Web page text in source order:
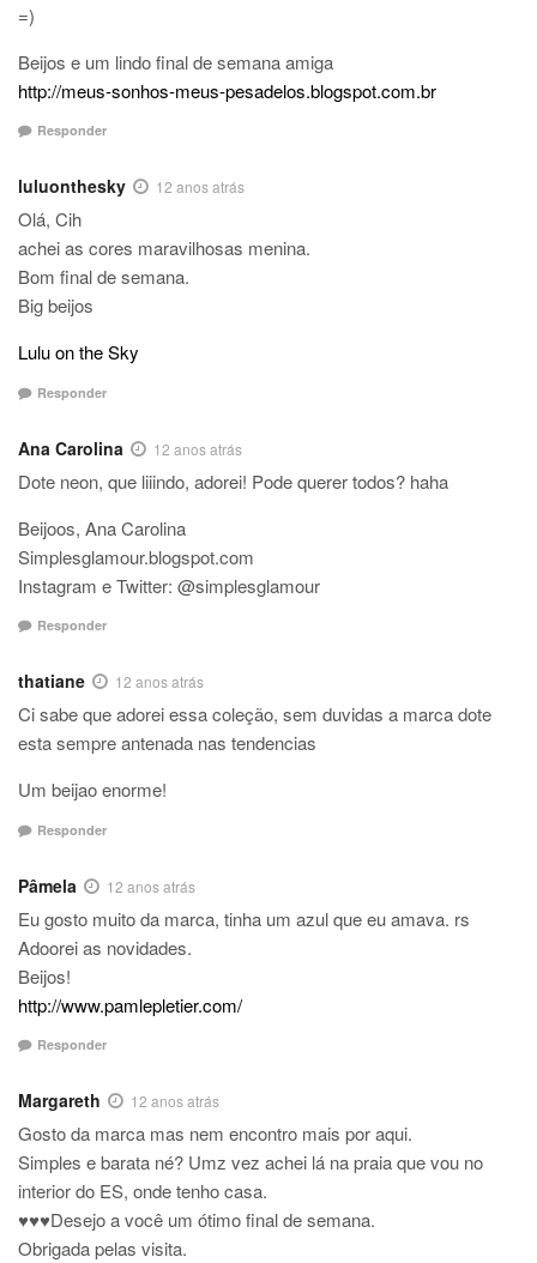
=)
Beijos e um lindo final de semana amiga
http://meus-sonhos-meus-pesadelos.blogspot.com.br
Responder
luluonthesky 12 anos atrás
Olá, Cih
achei as cores maravilhosas menina.
Bom final de semana.
Big beijos
Lulu on the Sky
Responder
Ana Carolina 12 anos atrás
Dote neon, que liiindo, adorei! Pode querer todos? haha
Beijoos, Ana Carolina
Simplesglamour.blogspot.com
Instagram e Twitter: @simplesglamour
Responder
thatiane 12 anos atrás
Ci sabe que adorei essa coleção, sem duvidas a marca dote
esta sempre antenada nas tendencias
Um beijao enorme!
Responder
Pâmela 12 anos atrás
Eu gosto muito da marca, tinha um azul que eu amava. rs
Adoorei as novidades.
Beijos!
http://www.pamlepletier.com/
Responder
Margareth 12 anos atrás
Gosto da marca mas nem encontro mais por aqui.
Simples e barata né? Umz vez achei lá na praia que vou no
interior do ES, onde tenho casa.
♥♥♥Desejo a você um ótimo final de semana.
Obrigada pelas visita.